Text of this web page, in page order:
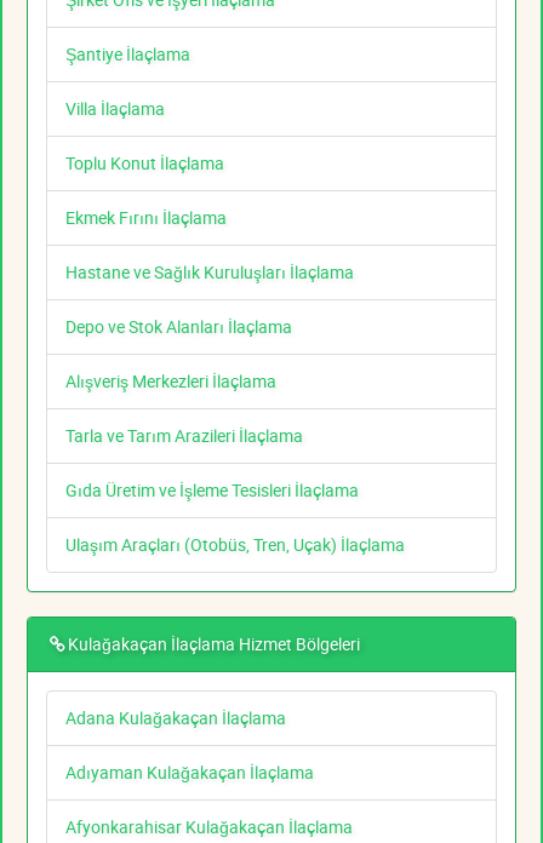
Şantiye İlaçlama
Villa İlaçlama
Toplu Konut İlaçlama
Ekmek Fırını İlaçlama
Hastane ve Sağlık Kuruluşları İlaçlama
Depo ve Stok Alanları İlaçlama
Alışveriş Merkezleri İlaçlama
Tarla ve Tarım Arazileri İlaçlama
Gıda Üretim ve İşleme Tesisleri İlaçlama
Ulaşım Araçları (Otobüs, Tren, Uçak) İlaçlama
Kulağakaçan İlaçlama Hizmet Bölgeleri
Adana Kulağakaçan İlaçlama
Adıyaman Kulağakaçan İlaçlama
Afyonkarahisar Kulağakaçan İlaçlama